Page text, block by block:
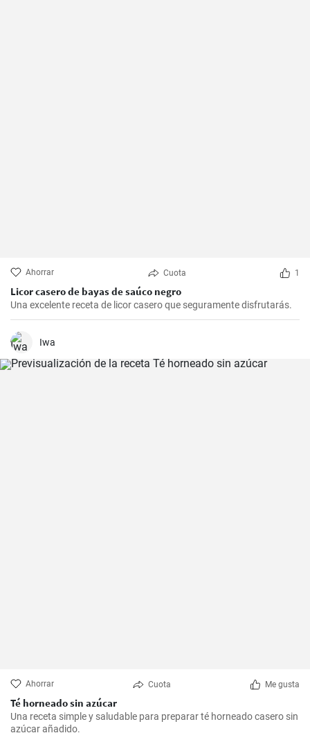
Ahorrar Cuota 1
Licor casero de bayas de saúco negro
Una excelente receta de licor casero que seguramente disfrutarás.
Iwa
Ahorrar Cuota Me gusta
Té horneado sin azúcar
Una receta simple y saludable para preparar té horneado casero sin
azúcar añadido.